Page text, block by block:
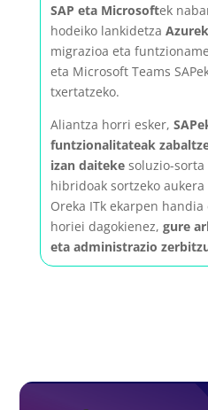
SAP eta Microsoftek
hodeiko lankidetza
migrazioa eta
eta Microsoft Teams
txertatzeko.
Aliantza horri esker,
funtzionalitateak
izan daitekesoluzio-sorta
hibridoak sortzeko
Oreka ITk ekarpen handia
horiei dagokienez, gure
eta administrazio